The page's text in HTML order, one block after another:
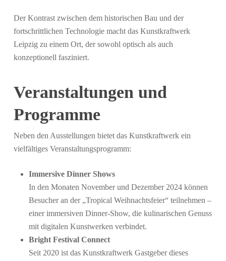
Der Kontrast zwischen dem historischen Bau und der
fortschrittlichen Technologie macht das Kunstkraftwerk
Leipzig zu einem Ort, der sowohl optisch als auch
konzeptionell fasziniert.
Veranstaltungen und
Programme
Neben den Ausstellungen bietet das Kunstkraftwerk ein
vielfältiges Veranstaltungsprogramm:
Immersive Dinner Shows
In den Monaten November und Dezember 2024 können
Besucher an der „Tropical Weihnachtsfeier“ teilnehmen –
einer immersiven Dinner-Show, die kulinarischen Genuss
mit digitalen Kunstwerken verbindet.
Bright Festival Connect
Seit 2020 ist das Kunstkraftwerk Gastgeber dieses